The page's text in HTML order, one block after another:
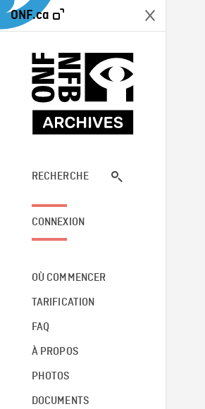
ONF.ca
RECHERCHE
CONNEXION
OÙ COMMENCER
TARIFICATION
FAQ
À PROPOS
PHOTOS
DOCUMENTS